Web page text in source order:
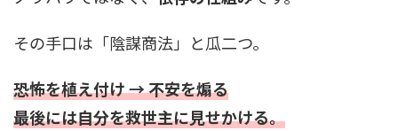
その手口は「陰謀商法」と瓜二つ。
恐怖を植え付け → 不安を煽る
最後には自分を救世主に見せかける。